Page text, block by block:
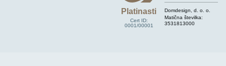
Platinasti
Cert ID:
0001/00001
Domdesign, d. o. o.
Matična številka:
3531813000